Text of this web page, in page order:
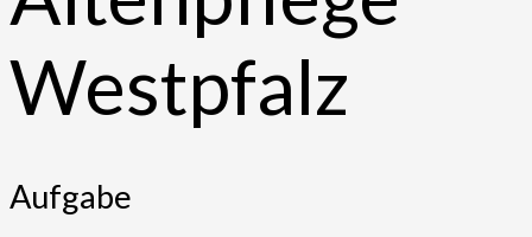
Westpfalz
Aufgabe